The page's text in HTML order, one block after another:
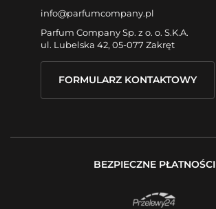
info@parfumcompany.pl
Parfum Company Sp. z o. o. S.K.A.
ul. Lubelska 42, 05-077 Zakręt
FORMULARZ KONTAKTOWY
BEZPIECZNE PŁATNOŚCI